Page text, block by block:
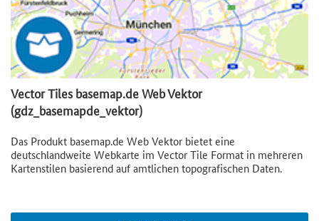
Vector Tiles basemap.de Web Vektor
(gdz_basemapde_vektor)
Das Produkt basemap.de Web Vektor bietet eine
deutschlandweite Webkarte im Vector Tile Format in mehreren
Kartenstilen basierend auf amtlichen topografischen Daten.